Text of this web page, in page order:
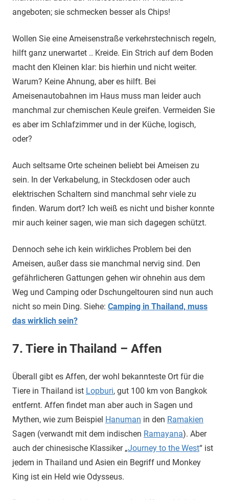
angeboten; sie schmecken besser als Chips!
Wollen Sie eine Ameisenstraße verkehrstechnisch regeln,
hilft ganz unerwartet .. Kreide. Ein Strich auf dem Boden
macht den Kleinen klar: bis hierhin und nicht weiter.
Warum? Keine Ahnung, aber es hilft. Bei
Ameisenautobahnen im Haus muss man leider auch
manchmal zur chemischen Keule greifen. Vermeiden Sie
es aber im Schlafzimmer und in der Küche, logisch,
oder?
Auch seltsame Orte scheinen beliebt bei Ameisen zu
sein. In der Verkabelung, in Steckdosen oder auch
elektrischen Schaltern sind manchmal sehr viele zu
finden. Warum dort? Ich weiß es nicht und bisher konnte
mir auch keiner sagen, wie man sich dagegen schützt.
Dennoch sehe ich kein wirkliches Problem bei den
Ameisen, außer dass sie manchmal nervig sind. Den
gefährlicheren Gattungen gehen wir ohnehin aus dem
Weg und Camping oder Dschungeltouren sind nun auch
nicht so mein Ding. Siehe: Camping in Thailand, muss
das wirklich sein?
7. Tiere in Thailand – Affen
Überall gibt es Affen, der wohl bekannteste Ort für die
Tiere in Thailand ist Lopburi, gut 100 km von Bangkok
entfernt. Affen findet man aber auch in Sagen und
Mythen, wie zum Beispiel Hanuman in den Ramakien
Sagen (verwandt mit dem indischen Ramayana). Aber
auch der chinesische Klassiker „Journey to the West“ ist
jedem in Thailand und Asien ein Begriff und Monkey
King ist ein Held wie Odysseus.